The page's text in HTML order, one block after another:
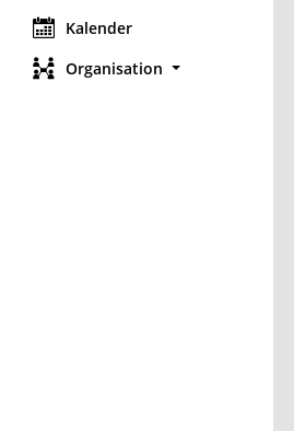
Kalender
Organisation